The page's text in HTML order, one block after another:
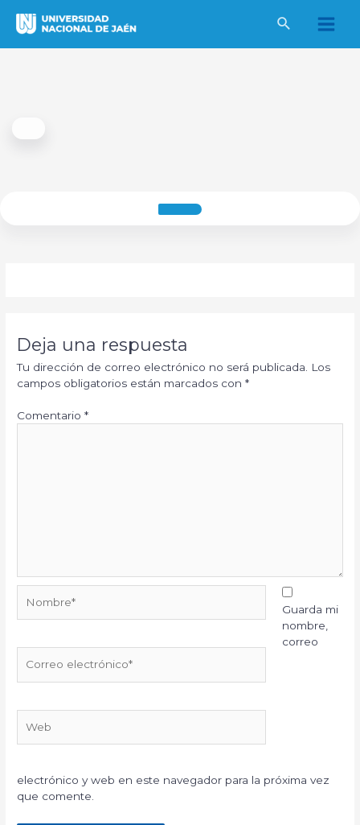
Main
Deja una respuesta
Tu dirección de correo electrónico no será publicada.
Los
campos obligatorios están marcados con*
Comentario*
electrónico*
Guarda mi
nombre,
correo
electrónico y web en este navegador para la próxima vez
que comente.